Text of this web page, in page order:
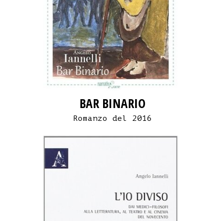
BAR BINARIO
Romanzo del 2016